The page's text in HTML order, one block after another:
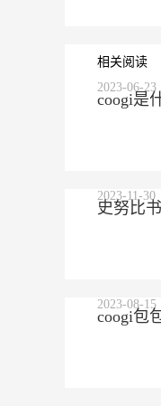
相关阅读
coogi是
2023-06-23
史努比
2023-11-30
coogi包
2023-08-15